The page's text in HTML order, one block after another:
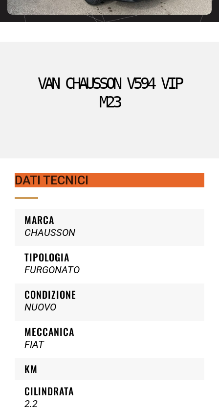
VAN CHAUSSON V594 VIP
M23
DATI TECNICI
MARCA
CHAUSSON
TIPOLOGIA
FURGONATO
CONDIZIONE
NUOVO
MECCANICA
FIAT
KM
CILINDRATA
2.2